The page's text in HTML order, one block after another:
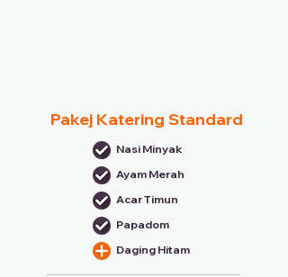
Pakej Katering Standard
Nasi Minyak
Ayam Merah
Acar Timun
Papadom
Daging Hitam